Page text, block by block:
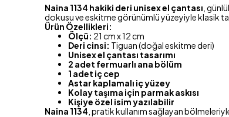
Naina 1134 hakiki deri unisex el çantası ,
dokusu ve eskitme görünümlü yüzeyiyle klasik
Ürün Özellikleri:
Ölçü: 21 cm x 12 cm
Deri cinsi: Tiguan (doğal eskitme deri)
Unisex el çantası tasarımı
2 adet fermuarlı ana bölüm
1 adet iç cep
Astar kaplamalı iç yüzey
Kolay taşıma için parmak askısı
Kişiye özel isim yazılabilir
Naina 1134 , pratik kullanım sağlayan